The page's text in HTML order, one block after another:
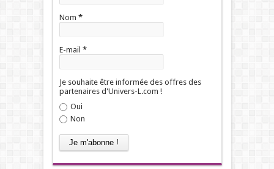
Nom *
E-mail *
Je souhaite être informée des offres des
partenaires d'Univers-L.com !
Oui
Non